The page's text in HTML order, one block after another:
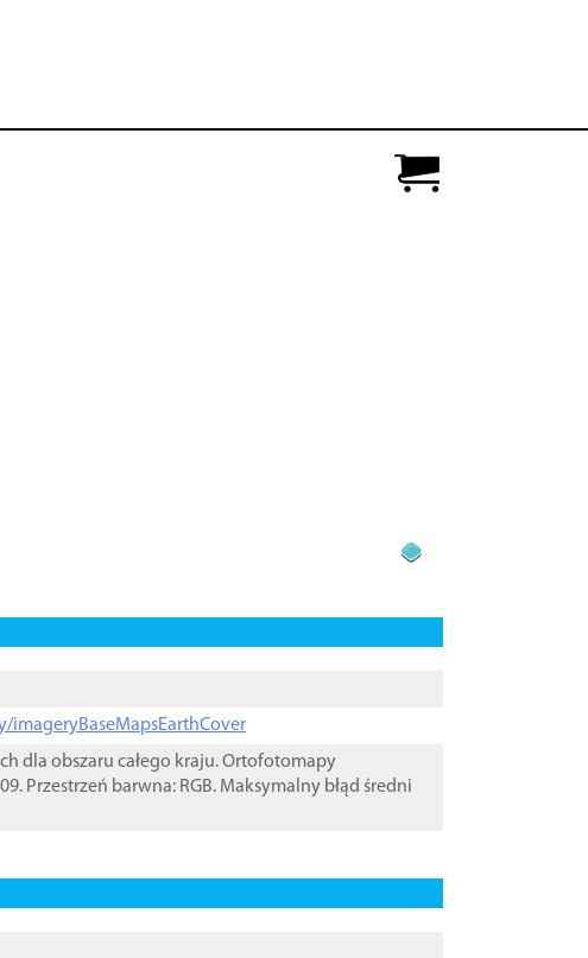
dla obszaru całego kraju. Ortofotomapy
Przestrzeń barwna: RGB. Maksymalny błąd średni